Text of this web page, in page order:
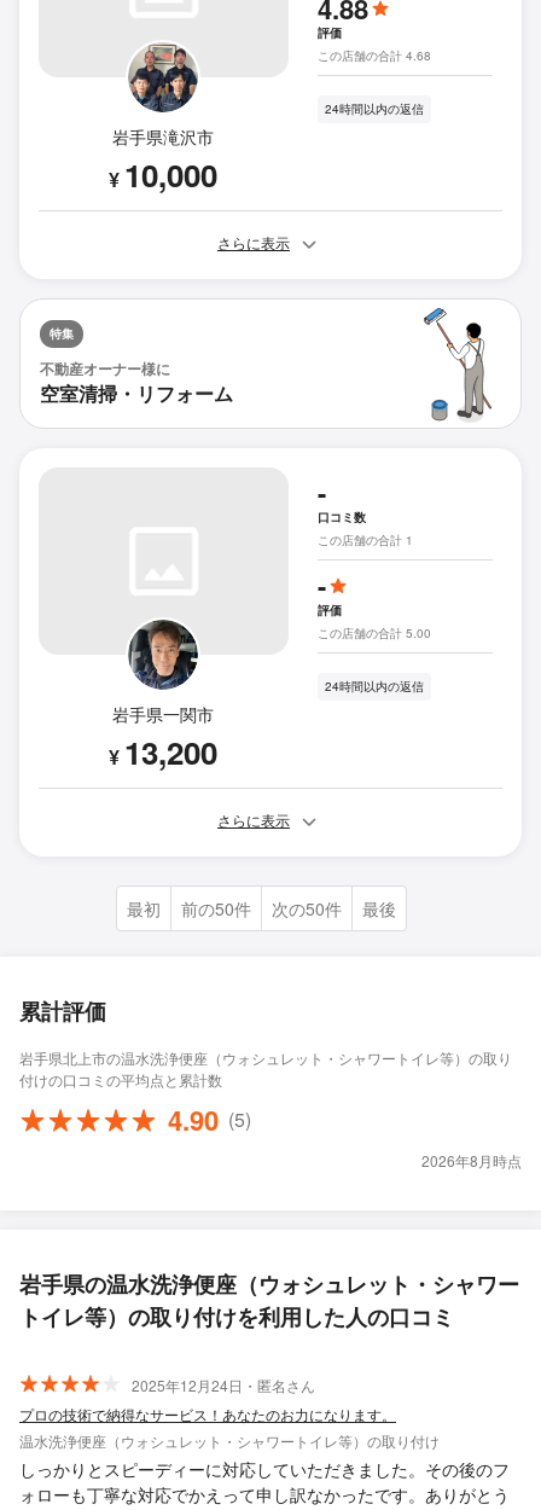
岩手県滝沢市
¥ 10,000
4.88
評価
この店舗の合計 4.68
24時間以内の返信
さらに表示
特集
不動産オーナー様に
空室清掃・リフォーム
岩手県一関市
¥ 13,200
-
口コミ数
この店舗の合計 1
-
評価
この店舗の合計 5.00
24時間以内の返信
さらに表示
最初 前の50件 次の50件 最後
累計評価
岩手県北上市の温水洗浄便座（ウォシュレット・シャワートイレ等）の取り
付けの口コミの平均点と累計数
4.90 (5)
2026年8月時点
岩手県の温水洗浄便座（ウォシュレット・シャワー
トイレ等）の取り付けを利用した人の口コミ
2025年12月24日・匿名さん
プロの技術で納得なサービス！あなたのお力になります。
温水洗浄便座（ウォシュレット・シャワートイレ等）の取り付け
しっかりとスピーディーに対応していただきました。その後のフ
ォローも丁寧な対応でかえって申し訳なかったです。ありがとう